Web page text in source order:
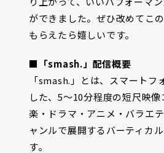
ができました。ぜひ改めてこ
もらえたら嬉しいです。
■「smash.」配信概要
「smash.」とは、スマートフ
した、5～10分程度の短尺映
楽・ドラマ・アニメ・バラエ
ャンルで展開するバーティカ
す。